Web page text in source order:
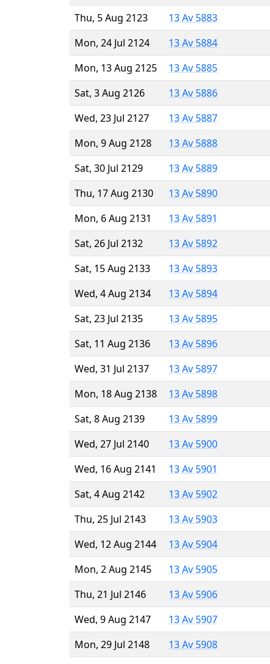
Thu, 5 Aug 2123
13 Av 5883
Mon, 24 Jul 2124
13 Av 5884
Mon, 13 Aug 2125
13 Av 5885
Sat, 3 Aug 2126
13 Av 5886
Wed, 23 Jul 2127
13 Av 5887
Mon, 9 Aug 2128
13 Av 5888
Sat, 30 Jul 2129
13 Av 5889
Thu, 17 Aug 2130
13 Av 5890
Mon, 6 Aug 2131
13 Av 5891
Sat, 26 Jul 2132
13 Av 5892
Sat, 15 Aug 2133
13 Av 5893
Wed, 4 Aug 2134
13 Av 5894
Sat, 23 Jul 2135
13 Av 5895
Sat, 11 Aug 2136
13 Av 5896
Wed, 31 Jul 2137
13 Av 5897
Mon, 18 Aug 2138
13 Av 5898
Sat, 8 Aug 2139
13 Av 5899
Wed, 27 Jul 2140
13 Av 5900
Wed, 16 Aug 2141
13 Av 5901
Sat, 4 Aug 2142
13 Av 5902
Thu, 25 Jul 2143
13 Av 5903
Wed, 12 Aug 2144
13 Av 5904
Mon, 2 Aug 2145
13 Av 5905
Thu, 21 Jul 2146
13 Av 5906
Wed, 9 Aug 2147
13 Av 5907
Mon, 29 Jul 2148
13 Av 5908